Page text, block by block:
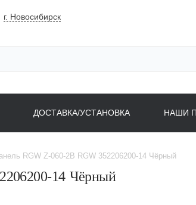
г. Новосибирск
ДОСТАВКА/УСТАНОВКА НАШИ
RGW Z-060-2B RGW 352206200-14 Чёрный
14 Чёрный